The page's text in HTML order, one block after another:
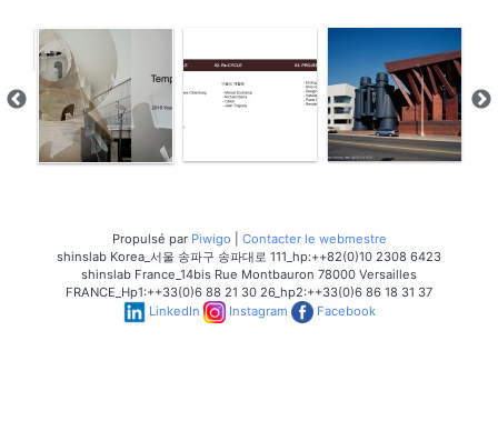
Propulsé par Piwigo
Contacter le webmestre
shinslab Korea_서울 송파구 송파대로 111_hp:++82(0)10 2308 6423
shinslab France_14bis Rue Montbauron 78000 Versailles
FRANCE_Hp1:++33(0)6 88 21 30 26_hp2:++33(0)6 86 18 31 37
LinkedIn
Instagram Facebook